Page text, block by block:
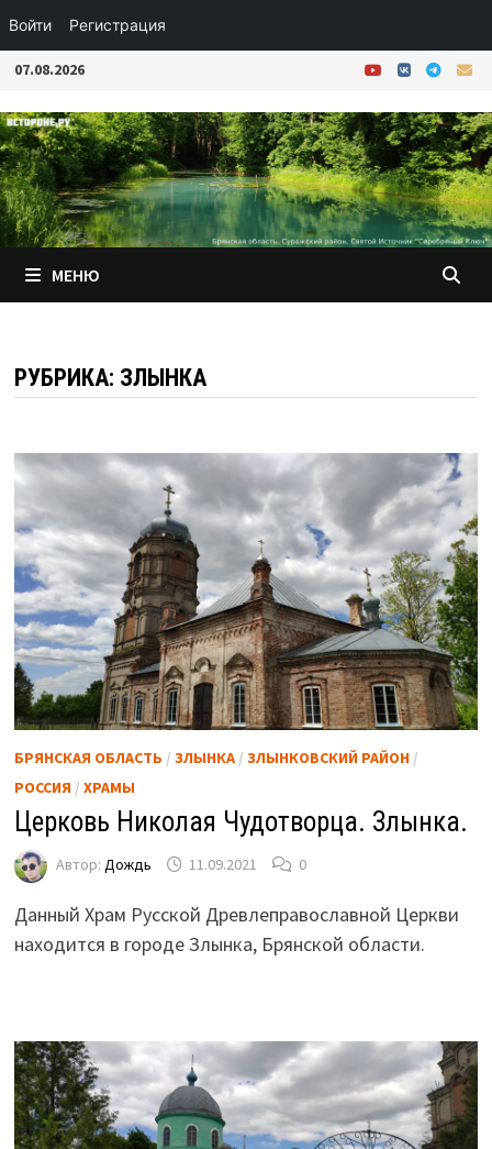
Войти Регистрация
Перейти
содержимому
07.08.2026
МЕНЮ
РУБРИКА: ЗЛЫНКА
БРЯНСКАЯ ОБЛАСТЬ / ЗЛЫНКА/ ЗЛЫНКОВСКИЙ РАЙОН/
РОССИЯ / ХРАМЫ
Церковь Николая Чудотворца. Злынка.
Автор: Дождь 11.09.2021 0
Данный Храм Русской Древлеправославной Церкви
находится в городе Злынка, Брянской области.